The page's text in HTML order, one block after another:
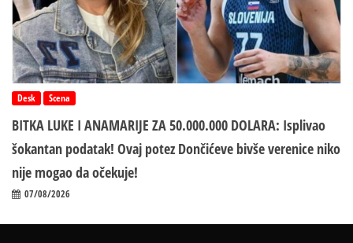
Desk Scena
BITKA LUKE I ANAMARIJE ZA 50.000.000 DOLARA: Isplivao
šokantan podatak! Ovaj potez Dončićeve bivše verenice niko
nije mogao da očekuje!
07/08/2026